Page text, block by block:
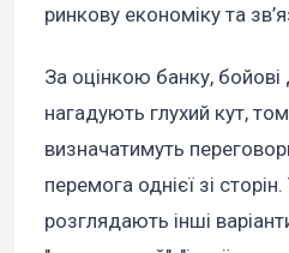
ринкову економіку та
За оцінкою банку, бойові
нагадують глухий кут,
визначатимуть
перемога однієї зі
розглядають інші